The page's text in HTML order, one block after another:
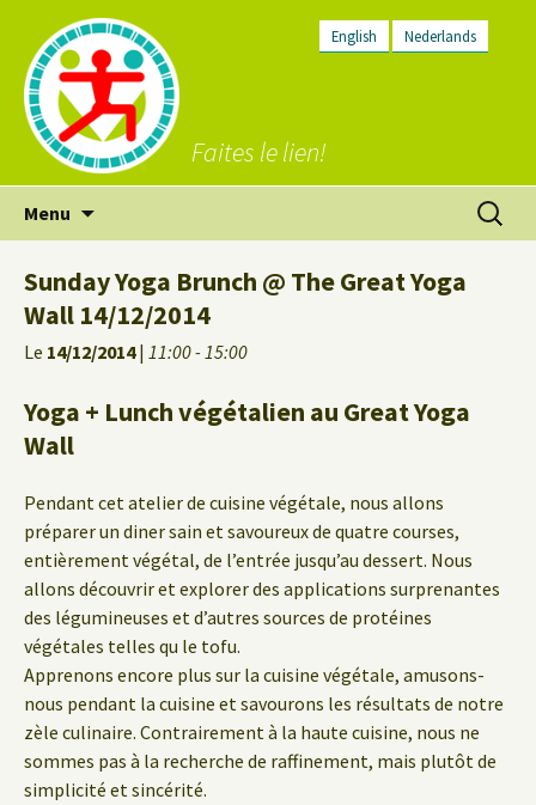
English Nederlands
Faites le lien!
Menu
Sunday Yoga Brunch @ The Great Yoga
Wall 14/12/2014
Le 14/12/2014| 11:00 - 15:00
Yoga + Lunch végétalien au Great Yoga
Wall
Pendant cet atelier de cuisine végétale, nous allons
préparer un diner sain et savoureux de quatre courses,
entièrement végétal, de l’entrée jusqu’au dessert. Nous
allons découvrir et explorer des applications surprenantes
des légumineuses et d’autres sources de protéines
végétales telles qu le tofu.
Apprenons encore plus sur la cuisine végétale, amusons-
nous pendant la cuisine et savourons les résultats de notre
zèle culinaire. Contrairement à la haute cuisine, nous ne
sommes pas à la recherche de raffinement, mais plutôt de
simplicité et sincérité.